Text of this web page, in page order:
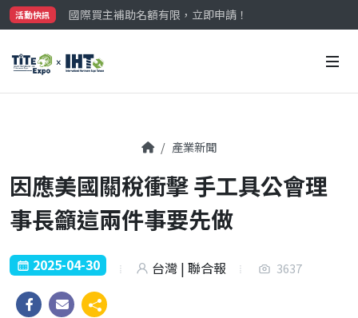
活動快訊
國際買主補助名額有限，立即申請！
參觀門票開放申請中‼️
國際買主補助名額有限，立即申請！
產業新聞
因應美國關稅衝擊 手工具公會理
事長籲這兩件事要先做
2025-04-30 台灣 | 聯合報 3637